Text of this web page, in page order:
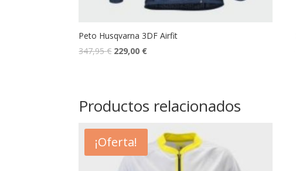
Peto Husqvarna 3DF Airfit
347,95€ 229,00 €
Productos relacionados
¡Oferta!